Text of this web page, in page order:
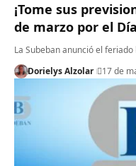
¡Tome sus
de marzo por el
La Subeban anunció el
Dorielys Alzolar
17 de